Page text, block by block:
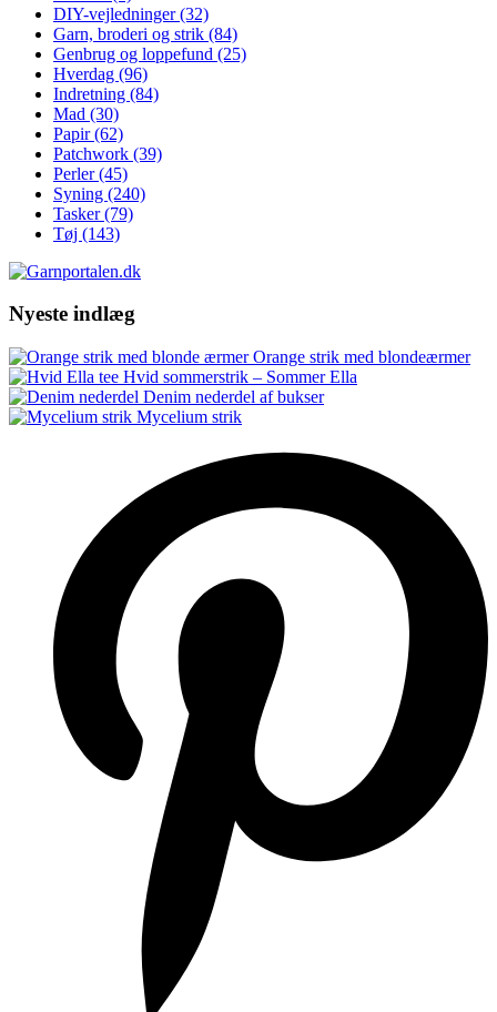
DIY-vejledninger(32)
Garn, broderi og strik (84)
Genbrug og loppefund (25)
Hverdag (96)
Indretning (84)
Mad (30)
Papir(62)
Patchwork (39)
Perler(45)
Syning (240)
Tasker(79)
Tøj (143)
Nyeste indlæg
Orange strik med blondeærmer
Hvid sommerstrik – Sommer Ella
Denim nederdel af bukser
Mycelium strik